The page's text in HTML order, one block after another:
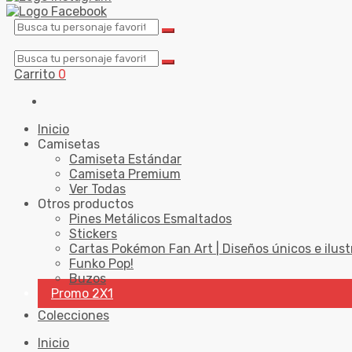
Carrito 0
Inicio
Camisetas
Camiseta Estándar
Camiseta Premium
Ver Todas
Otros productos
Pines Metálicos Esmaltados
Stickers
Cartas Pokémon Fan Art | Diseños únicos e
Funko Pop!
Buzos
Promo 2X1
Colecciones
Inicio